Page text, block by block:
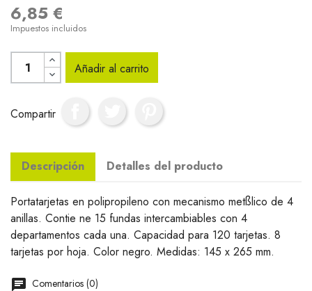
6,85 €
Impuestos incluidos
Añadir al carrito
Compartir
Descripción Detalles del producto
Portatarjetas en polipropileno con mecanismo metßlico de 4
anillas. Contie ne 15 fundas intercambiables con 4
departamentos cada una. Capacidad para 120 tarjetas. 8
tarjetas por hoja. Color negro. Medidas: 145 x 265 mm.
Comentarios (0)